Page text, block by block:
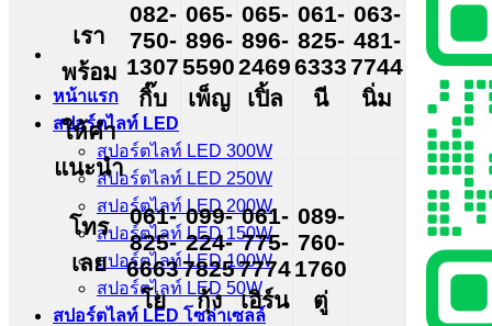
หน้าแรก
สปอร์ตไลท์ LED
สปอร์ตไลท์ LED 300W
สปอร์ตไลท์ LED 250W
สปอร์ตไลท์ LED 200W
สปอร์ตไลท์ LED 150W
สปอร์ตไลท์ LED 100W
สปอร์ตไลท์ LED 50W
สปอร์ตไลท์ LED โซล่าเซลล์
เรา
พร้อม
ให้คำ
แนะนำ
โทร
เลย
082-
750-
1307
กิ๊บ
065-
896-
5590
เพ็ญ
065-
896-
2469
เปิ้ล
061-
825-
6333
นี
063-
481-
7744
นิ่ม
061-
825-
6663
โย
099-
224-
7825
กุ้ง
061-
775-
7774
เอิร์น
089-
760-
1760
ตู่